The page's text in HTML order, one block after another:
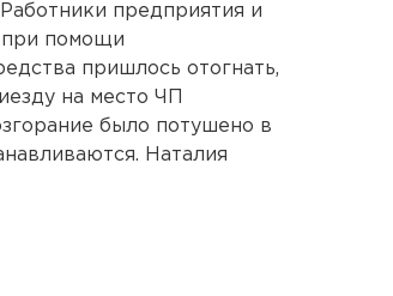
предприятия и
при помощи
пришлось отогнать,
на место ЧП
было потушено в
Наталия